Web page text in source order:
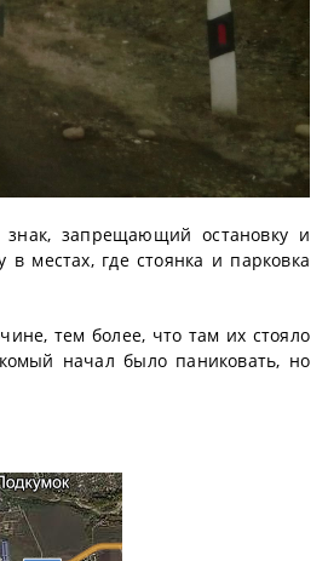
знак, запрещающий остановку и
местах, где стоянка и парковка
тем более, что там их стояло
начал было паниковать, но